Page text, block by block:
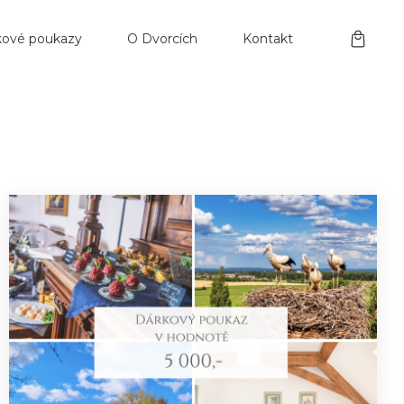
poukazy O Dvorcích Kontakt